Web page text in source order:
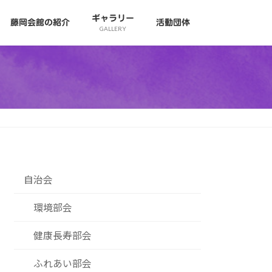
藤岡会館の紹介 ギャラリー
GALLERY
活動団体
自治会
環境部会
健康長寿部会
ふれあい部会